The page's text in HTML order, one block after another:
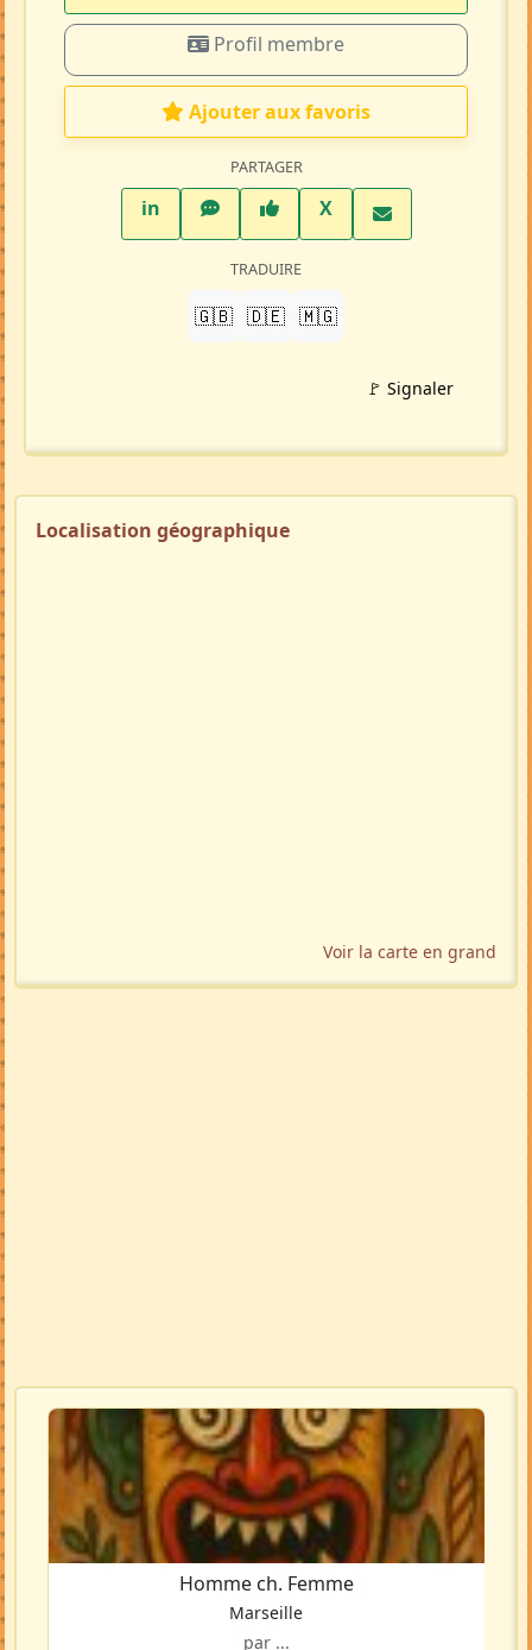
Profil membre
Ajouter aux favoris
PARTAGER
inLinkedInWhatsAppFacebook
XTwitter X
TRADUIRE
🇬🇧 🇩🇪 🇲🇬
🚩 Signaler
Localisation géographique
Voir la carte en grand
Homme ch. Femme
Marseille
par ...